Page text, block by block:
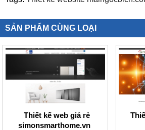
SẢN PHẨM CÙNG LOẠI
Thiết kế web giá rẻ
simonsmarthome.vn